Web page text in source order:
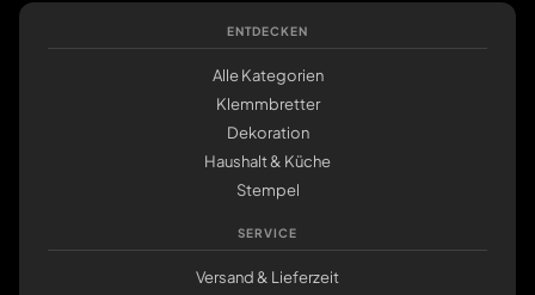
ENTDECKEN
Alle Kategorien
Klemmbretter
Dekoration
Haushalt & Küche
Stempel
SERVICE
Versand & Lieferzeit